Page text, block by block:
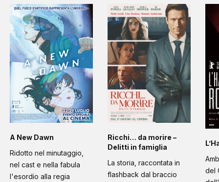
A New Dawn
Ridotto nel minutaggio,
nel cast e nella fabula
l'esordio alla regia
Ricchi… da morire –
Delitti in famiglia
La storia, raccontata in
flashback dal braccio
del